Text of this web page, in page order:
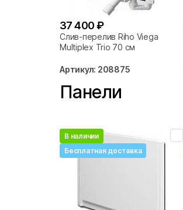
37 400 ₽
Слив-перелив Riho Viega
Multiplex Trio 70 см
Артикул: 208875
Панели
В наличии
Бесплатная доставка